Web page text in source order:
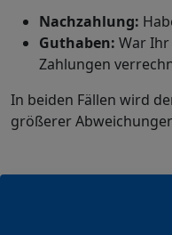
Nachzahlung:
Guthaben: War
Zahlungen
In beiden Fällen wird
größerer